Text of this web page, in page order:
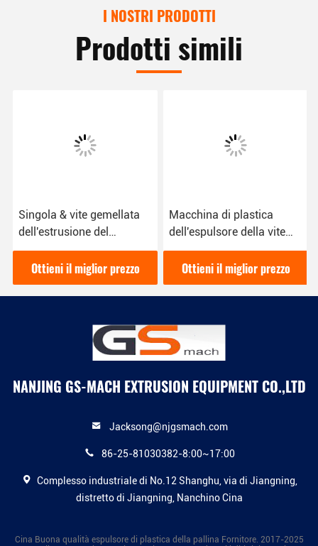
I NOSTRI PRODOTTI
Prodotti simili
Singola & vite gemellata
dell'estrusione del
riempitore della macchina
a due fasi del masterbatch
Ottieni il miglior prezzo
Macchina di plastica
dell'espulsore della vite
gemellata decorativa per il
riempitore Masterbatch
Ottieni il miglior prezzo
NANJING GS-MACH EXTRUSION EQUIPMENT CO.,LTD
Jacksong@njgsmach.com
86-25-81030382-8:00~17:00
Complesso industriale di No.12 Shanghu, via di Jiangning,
distretto di Jiangning, Nanchino Cina
Cina Buona qualità espulsore di plastica della pallina Fornitore. 2017-2025